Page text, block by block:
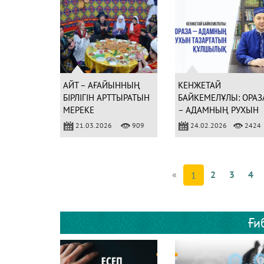
АЙТ – АҒАЙЫННЫҢ
БІРЛІГІН АРТТЫРАТЫН
МЕРЕКЕ
21.03.2026 909
КЕНЖЕТАЙ
БАЙКЕМЕЛҰЛЫ:
– АДАМНЫҢ РУХЫН
ТАЗАРТАТЫН
ҚҰЛШЫЛЫҚ
24.02.2026 2424
« 1 2 3 4